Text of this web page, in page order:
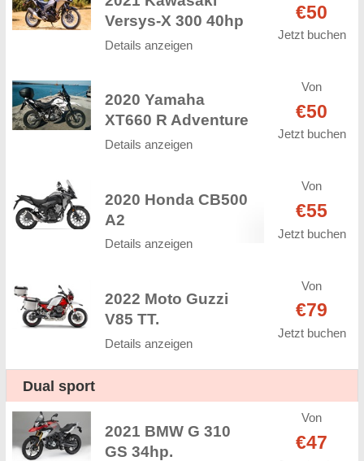
Versys-X 300 40hp
Details anzeigen
€50
Jetzt buchen
2020 Yamaha
XT660 R Adventure
Details anzeigen
Von
€50
Jetzt buchen
2020 Honda CB500
A2
Details anzeigen
Von
€55
Jetzt buchen
2022 Moto Guzzi
V85 TT.
Details anzeigen
Von
€79
Jetzt buchen
Dual sport
2021 BMW G 310
GS 34hp.
Von
€47